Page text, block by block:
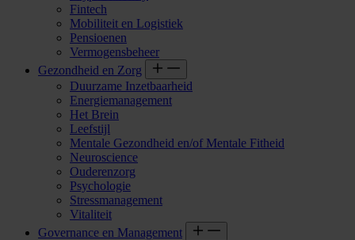
Fintech
Mobiliteit en Logistiek
Pensioenen
Vermogensbeheer
Gezondheid en Zorg
Duurzame Inzetbaarheid
Energiemanagement
Het Brein
Leefstijl
Mentale Gezondheid en/of Mentale Fitheid
Neuroscience
Ouderenzorg
Psychologie
Stressmanagement
Vitaliteit
Governance en Management